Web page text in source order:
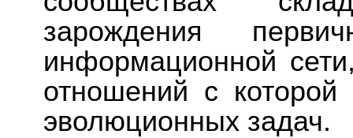
зарождения
информационной
отношений с
эволюционных задач.